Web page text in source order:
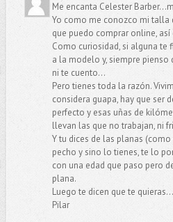
Me encanta Celester
Yo como me conozco mi talla
que puedo comprar online,
Como curiosidad, si alguna te
a la modelo y, siempre
ni te cuento...
Pero tienes toda la razón.
considera guapa, hay que ser
perfecto y esas uñas de
llevan las que no trabajan, ni
Y tu dices de las planas
pecho y sino lo tienes, te lo
con una edad que paso pero
plana.
Luego te dicen que te
Pilar